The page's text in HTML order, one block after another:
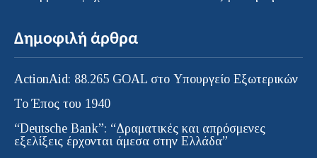
Δημοφιλή άρθρα
ActionAid: 88.265 GOAL στο Υπουργείο Εξωτερικών
Το Έπος του 1940
“Deutsche Bank”: “Δραματικές και απρόσμενες
εξελίξεις έρχονται άμεσα στην Ελλάδα”